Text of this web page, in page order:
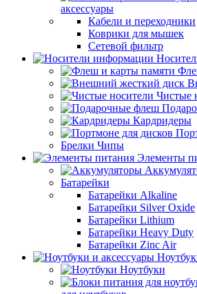
аксессуары
Кабели и переходники
Коврики для мышек
Сетевой фильтр
Чистые
Кардридеры
Брелки Чипы
Элементы
Батарейки
Батарейки Alkaline
Батарейки Silver Oxide
Батарейки Lithium
Батарейки Heavy Duty
Батарейки Zinc Air
Ноутбуки